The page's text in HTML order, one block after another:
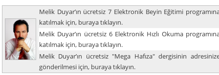
Melik Duyar’ın ücretsiz 7 Elektronik Beyin Eğitimi
katılmak için, buraya tıklayın.
Melik Duyar’ın ücretsiz 6 Elektronik Hızlı Okuma
katılmak için, buraya tıklayın.
Melik Duyar’ın ücretsiz "Mega Hafıza" dergisinin
gönderilmesi için, buraya tıklayın.